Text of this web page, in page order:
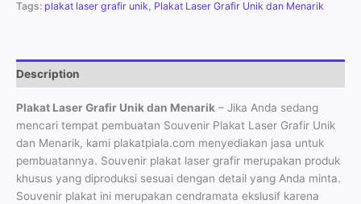
Tags: plakat laser grafir unik, Plakat Laser Grafir Unik dan Menarik
Description
Plakat Laser Grafir Unik dan Menarik – Jika Anda sedang
mencari tempat pembuatan Souvenir Plakat Laser Grafir Unik
dan Menarik, kami plakatpiala.com menyediakan jasa untuk
pembuatannya. Souvenir plakat laser grafir merupakan produk
khusus yang diproduksi sesuai dengan detail yang Anda minta.
Souvenir plakat ini merupakan cendramata ekslusif karena